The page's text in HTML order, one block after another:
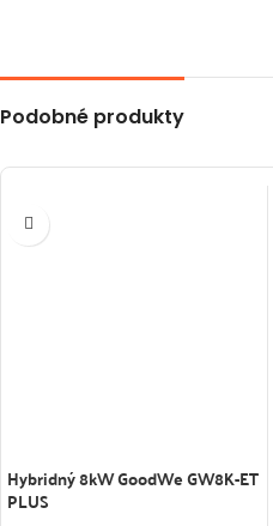
Podobné produkty
Hybridný 8kW GoodWe GW8K-ET
PLUS